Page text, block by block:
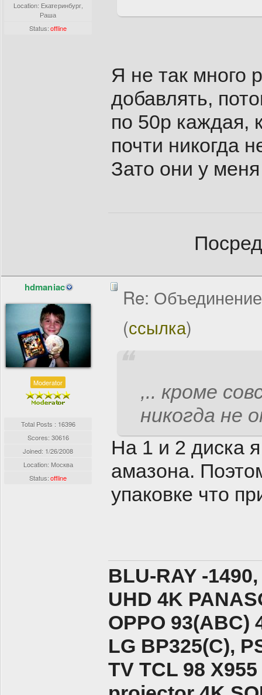
Location: Екатеринбург,
Раша
Status:offline
Я не так много
добавлять,
по 50р каждая,
почти никогда
Зато они у
hdmaniac
Moderator
Total Posts : 16396
Scores: 30616
Joined: 1/26/2008
Location: Москва
Status:offline
Re:
(ссылка)
,.. кроме
никогда не
На 1 и 2 диска
амазона.
упаковке что
BLU-RAY -
UHD 4K
ОPPO 93(ABC)
LG BP325(C),
TV TCL 98 X955